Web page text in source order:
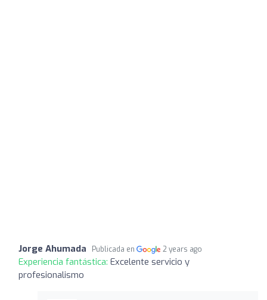
Jorge Ahumada Publicada en 2 years ago
Experiencia fantástica: Excelente servicio y
profesionalismo